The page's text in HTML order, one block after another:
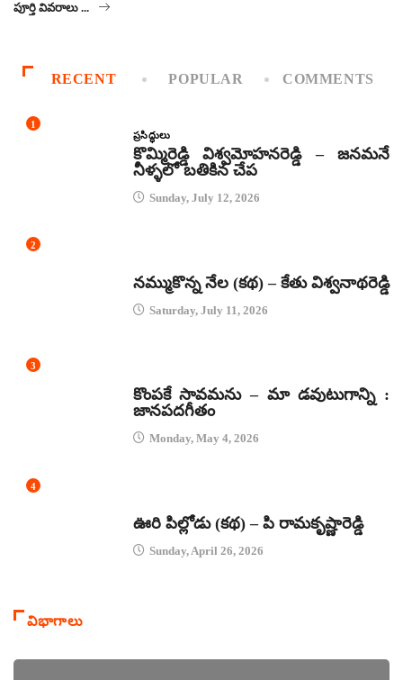
పూర్తి వివరాలు ...
RECENT POPULAR COMMENTS
1
ప్రసిద్ధులు
కొమ్మిరెడ్డి విశ్వమోహనరెడ్డి – జనమనే
నీళ్ళలో బతికిన చేప
Sunday, July 12, 2026
2
నమ్ముకొన్న నేల (కథ) – కేతు విశ్వనాథరెడ్డి
Saturday, July 11, 2026
3
కొంపకే సావమను – మా డవుటుగాన్ని :
జానపదగీతం
Monday, May 4, 2026
4
ఊరి పిల్లోడు (కథ) – పి రామకృష్ణారెడ్డి
Sunday, April 26, 2026
విభాగాలు